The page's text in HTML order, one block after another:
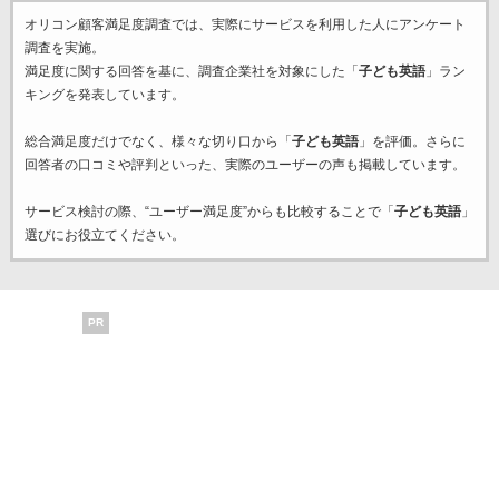
オリコン顧客満足度調査では、実際にサービスを利用した 人にアンケート
調査を実施。
満足度に関する回答を基に、調査企業社を対象にした「 子ども英語」ラン
キングを発表しています。
総合満足度だけでなく、様々な切り口から「 子ども英語」を評価。さらに
回答者の口コミや評判といった、実際のユーザーの声も掲載しています。
サービス検討の際、“ユーザー満足度”からも比較することで「 子ども英語」
選びにお役立てください。
PR